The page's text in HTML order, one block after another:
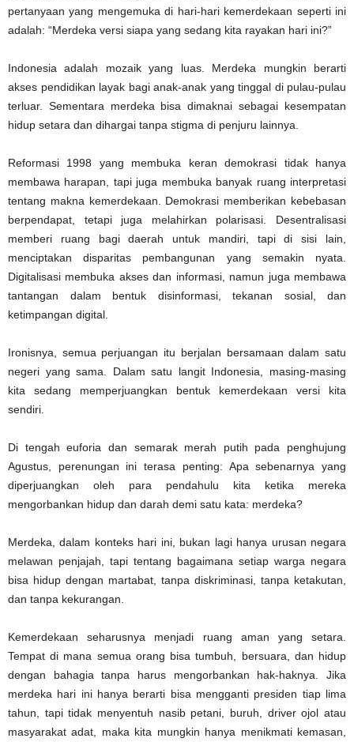
pertanyaan yang mengemuka di hari-hari kemerdekaan seperti ini
adalah: “Merdeka versi siapa yang sedang kita rayakan hari ini?”
Indonesia adalah mozaik yang luas. Merdeka mungkin berarti
akses pendidikan layak bagi anak-anak yang tinggal di pulau-pulau
terluar. Sementara merdeka bisa dimaknai sebagai kesempatan
hidup setara dan dihargai tanpa stigma di penjuru lainnya.
Reformasi 1998 yang membuka keran demokrasi tidak hanya
membawa harapan, tapi juga membuka banyak ruang interpretasi
tentang makna kemerdekaan. Demokrasi memberikan kebebasan
berpendapat, tetapi juga melahirkan polarisasi. Desentralisasi
memberi ruang bagi daerah untuk mandiri, tapi di sisi lain,
menciptakan disparitas pembangunan yang semakin nyata.
Digitalisasi membuka akses dan informasi, namun juga membawa
tantangan dalam bentuk disinformasi, tekanan sosial, dan
ketimpangan digital.
Ironisnya, semua perjuangan itu berjalan bersamaan dalam satu
negeri yang sama. Dalam satu langit Indonesia, masing-masing
kita sedang memperjuangkan bentuk kemerdekaan versi kita
sendiri.
Di tengah euforia dan semarak merah putih pada penghujung
Agustus, perenungan ini terasa penting: Apa sebenarnya yang
diperjuangkan oleh para pendahulu kita ketika mereka
mengorbankan hidup dan darah demi satu kata: merdeka?
Merdeka, dalam konteks hari ini, bukan lagi hanya urusan negara
melawan penjajah, tapi tentang bagaimana setiap warga negara
bisa hidup dengan martabat, tanpa diskriminasi, tanpa ketakutan,
dan tanpa kekurangan.
Kemerdekaan seharusnya menjadi ruang aman yang setara.
Tempat di mana semua orang bisa tumbuh, bersuara, dan hidup
dengan bahagia tanpa harus mengorbankan hak-haknya. Jika
merdeka hari ini hanya berarti bisa mengganti presiden tiap lima
tahun, tapi tidak menyentuh nasib petani, buruh, driver ojol atau
masyarakat adat, maka kita mungkin hanya menikmati kemasan,